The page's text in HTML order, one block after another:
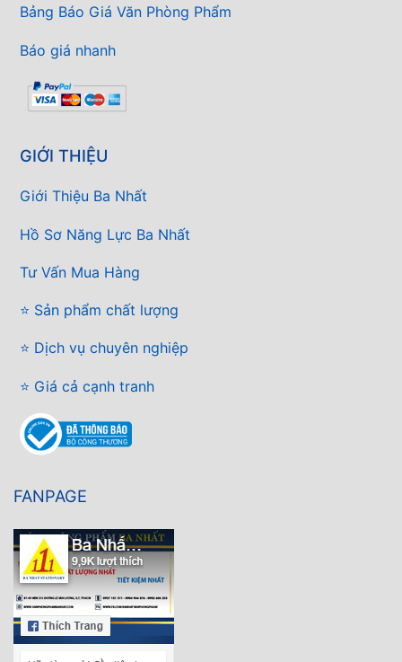
Bảng Báo Giá Văn Phòng Phẩm
Báo giá nhanh
GIỚI THIỆU
Giới Thiệu Ba Nhất
Hồ Sơ Năng Lực Ba Nhất
Tư Vấn Mua Hàng
⭐ Sản phẩm chất lượng
⭐ Dịch vụ chuyên nghiệp
⭐ Giá cả cạnh tranh
FANPAGE